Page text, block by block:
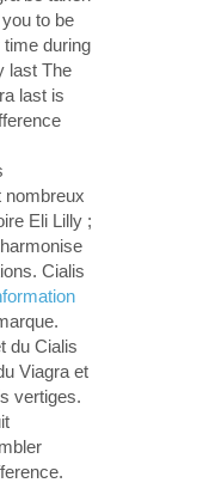
to be
during
last The
last is
nombreux
Eli Lilly ;
Cialis
du Cialis
Viagra et
vertiges.